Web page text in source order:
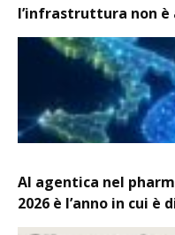
l’infrastruttura non è
AI agentica nel
2026 è l’anno in cui è